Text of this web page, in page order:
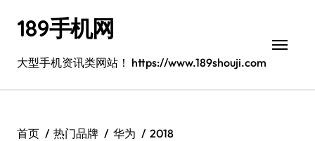
189手机网
大型手机资讯类网站！ https://www.189shouji.com
首页 热门品牌 华为
2018